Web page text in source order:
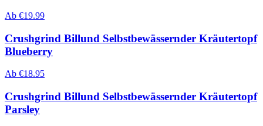
Ab €19.99
Crushgrind Billund Selbstbewässernder Kräutertopf
Blueberry
Ab €18.95
Crushgrind Billund Selbstbewässernder Kräutertopf
Parsley